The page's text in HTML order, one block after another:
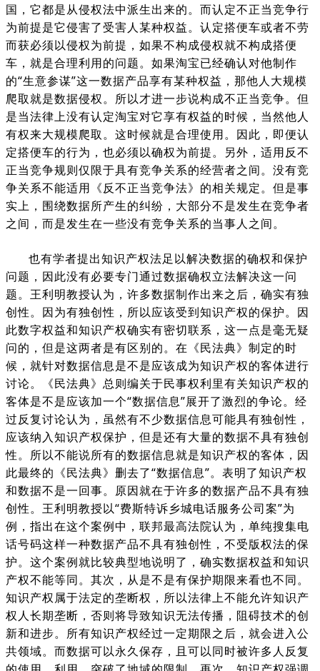
国，它都是从侵权法中派生出来的。而认定不正当竞争行
为前提是它侵害了受害人某种权益。认定搭便车或者不劳
而获必须以侵权为前提，如果不构成侵权就不构成搭便
车，就是合理利用的问题。如果淘宝已经确认对他制作
的“生意参谋”这一数据产品享有某种权益，那他人大规模
爬取就是数据侵权。所以才进一步说构成不正当竞争。但
是当法律上没有认定淘宝对它享有权益的时候，当然他人
有权来大规模爬取。这时候就是合理使用。因此，即便认
定搭便车的行为，也必须以确权为前提。另外，适用反不
正当竞争规则仅限于具有竞争关系的经营者之间。没有竞
争关系不能适用《反不正当竞争法》的相关规定。但是事
实上，围绕数据所产生的纠纷，大部分不是发生在竞争者
之间，而是发生在一些没有竞争关系的当事人之间。
也有学者提出知识产权法足以解决数据的确权和保护
问题，因此没有必要专门通过数据确权立法解决这一问
题。王利明教授认为，许多数据制作出来之后，确实有独
创性。因为有独创性，所以应该受到知识产权的保护。因
此数字权益和知识产权确实有密切联系，这一点是毫无疑
问的，但是这两者是有区别的。在《民法典》制定的时
候，就针对数据信息是不是应该成为知识产权的客体进行
讨论。《民法典》总则编关于民事权利里有关知识产权的
客体是不是应该加一个“数据信息”展开了激烈的争论。经
过反复讨论认为，虽然有不少数据信息可能具有独创性，
应该纳入知识产权保护，但是还有大量的数据不具有独创
性。所以不能说所有的数据信息就是知识产权的客体，因
此最终的《民法典》删去了“数据信息”。表明了知识产权
和数据不是一回事。原因就在于许多的数据产品不具有独
创性。王利明教授以“费斯特诉乡城电话服务公司案”为
例，指出在这个案例中，联邦最高法院认为，单纯搜集电
话号码这样一种数据产品不具有独创性，不受版权法的保
护。这个案例就比较典型地说明了，确实数据权益和知识
产权不能等同。其次，从是不是有保护期限来看也不同。
知识产权属于法定的垄断权，所以法律上不能允许知识产
权人长期垄断，否则将导致知识无法传播，阻碍技术的创
新和进步。所有知识产权经过一定期限之后，就会进入公
共领域。而数据可以永久保存，且可以同时被许多人反复